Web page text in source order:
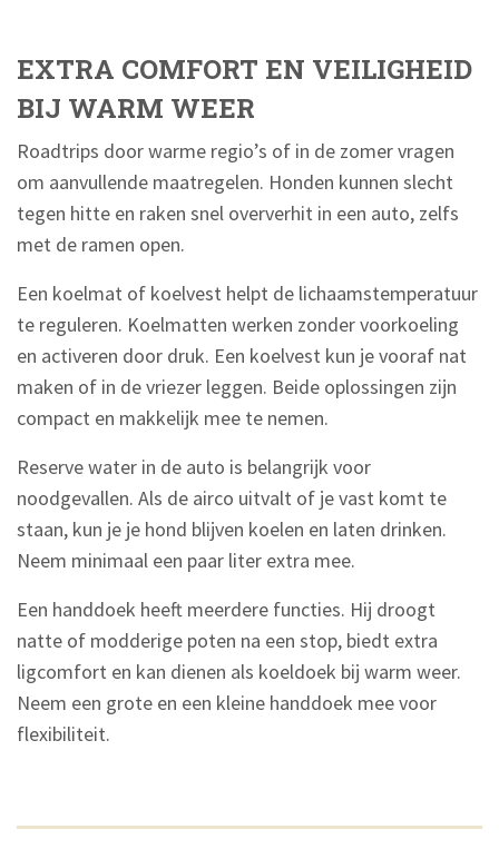
EXTRA COMFORT EN VEILIGHEID
BIJ WARM WEER
Roadtrips door warme regio’s of in de zomer vragen
om aanvullende maatregelen. Honden kunnen slecht
tegen hitte en raken snel oververhit in een auto, zelfs
met de ramen open.
Een koelmat of koelvest helpt de lichaamstemperatuur
te reguleren. Koelmatten werken zonder voorkoeling
en activeren door druk. Een koelvest kun je vooraf nat
maken of in de vriezer leggen. Beide oplossingen zijn
compact en makkelijk mee te nemen.
Reserve water in de auto is belangrijk voor
noodgevallen. Als de airco uitvalt of je vast komt te
staan, kun je je hond blijven koelen en laten drinken.
Neem minimaal een paar liter extra mee.
Een handdoek heeft meerdere functies. Hij droogt
natte of modderige poten na een stop, biedt extra
ligcomfort en kan dienen als koeldoek bij warm weer.
Neem een grote en een kleine handdoek mee voor
flexibiliteit.